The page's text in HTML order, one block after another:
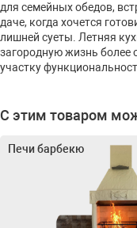
для семейных обедов,
даче, когда хочется
лишней суеты. Летняя
загородную жизнь более
участку
С этим товаром
Печи барбекю